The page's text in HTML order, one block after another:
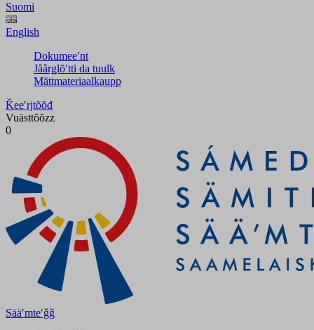
Suomi
English
Dokumeeʹnt
Jåårǥlõʹtti da tuulk
Mättmateriaalkaupp
Ǩeeʹrjtõõđ
Vuästtõõzz
0
Sääʹmteʹǧǧ